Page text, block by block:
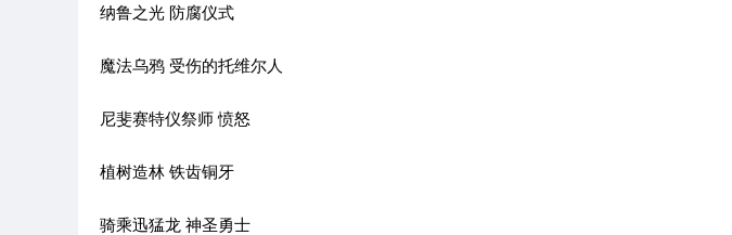
纳鲁之光 防腐仪式
魔法乌鸦 受伤的托维尔人
尼斐赛特仪祭师 愤怒
植树造林 铁齿铜牙
骑乘迅猛龙 神圣勇士